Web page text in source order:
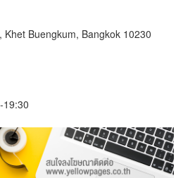
Khet Buengkum, Bangkok 10230
19:30